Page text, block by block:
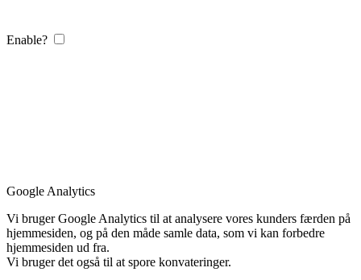
Enable?
Google Analytics
Vi bruger Google Analytics til at analysere vores kunders færden på
hjemmesiden, og på den måde samle data, som vi kan forbedre
hjemmesiden ud fra.
Vi bruger det også til at spore konvateringer.